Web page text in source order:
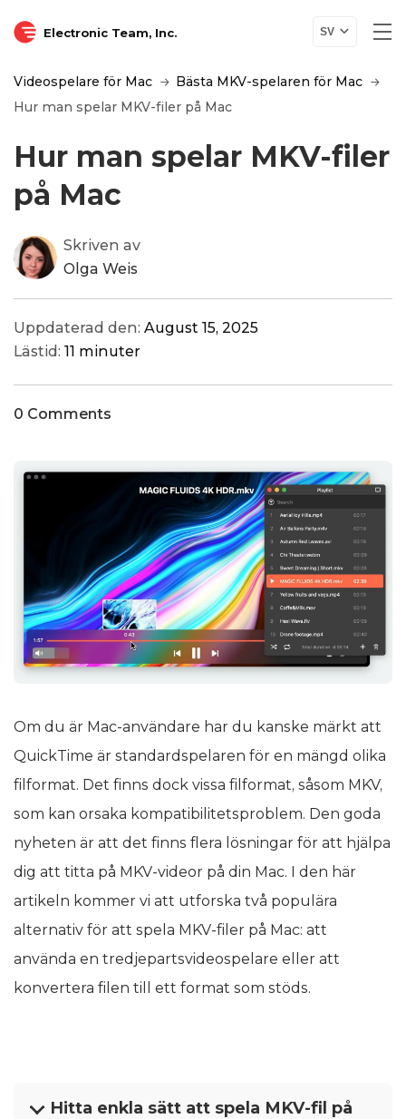
Electronic Team, Inc. SV
Videospelare för Mac
Bästa MKV-spelaren för Mac
Hur man spelar MKV-filer på Mac
Hur man spelar MKV-filer
på Mac
Skriven av
Olga Weis
Uppdaterad den: August 15, 2025
Lästid: 11 minuter
0 Comments
Om du är Mac-användare har du kanske märkt att
QuickTime är standardspelaren för en mängd olika
filformat. Det finns dock vissa filformat, såsom MKV,
som kan orsaka kompatibilitetsproblem. Den goda
nyheten är att det finns flera lösningar för att hjälpa
dig att titta på MKV-videor på din Mac. I den här
artikeln kommer vi att utforska två populära
alternativ för att spela MKV-filer på Mac: att
använda en tredjepartsvideospelare eller att
konvertera filen till ett format som stöds.
Hitta enkla sätt att spela MKV-fil på